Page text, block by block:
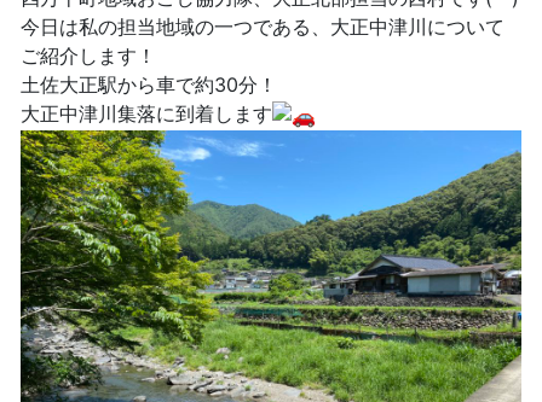
今日は私の担当地域の一つである、大正中津川について
ご紹介します！
土佐大正駅から車で約30分！
大正中津川集落に到着します